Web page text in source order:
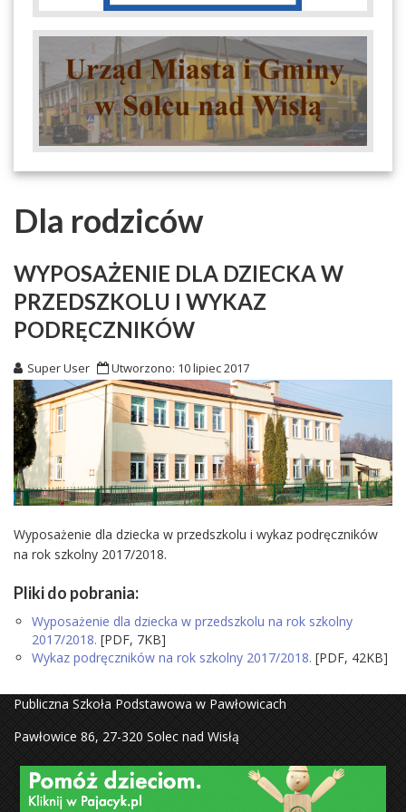
Dla rodziców
WYPOSAŻENIE DLA DZIECKA W
PRZEDSZKOLU I WYKAZ
PODRĘCZNIKÓW
Super User Utworzono: 10 lipiec 2017
Wyposażenie dla dziecka w przedszkolu i wykaz podręczników
na rok szkolny 2017/2018.
Pliki do pobrania:
Wyposażenie dla dziecka w przedszkolu na rok szkolny
2017/2018. [PDF, 7KB]
Wykaz podręczników na rok szkolny 2017/2018. [PDF, 42KB]
Publiczna Szkoła Podstawowa w Pawłowicach
Pawłowice 86, 27-320 Solec nad Wisłą